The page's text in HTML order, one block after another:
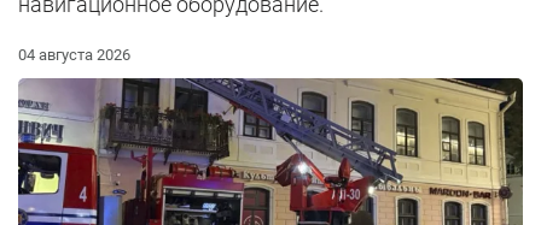
04 августа 2026